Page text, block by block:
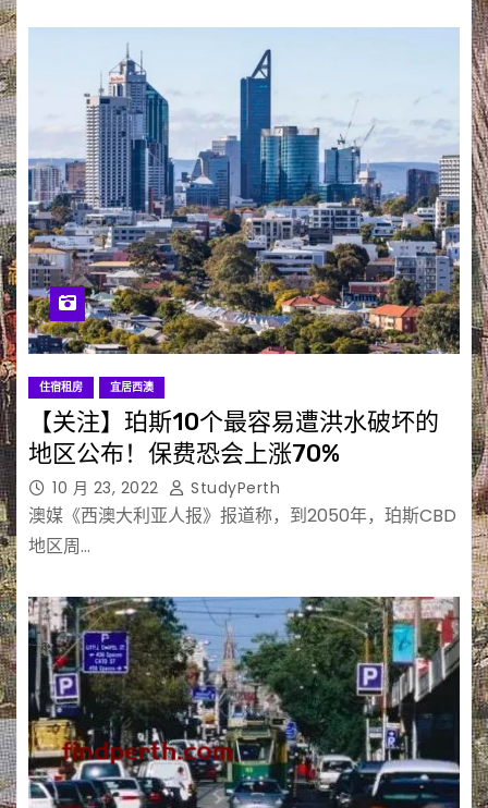
住宿租房 宜居西澳
【关注】珀斯10个最容易遭洪水破坏的
地区公布！保费恐会上涨70%
10 月 23, 2022 StudyPerth
澳媒《西澳大利亚人报》报道称，到2050年，珀斯CBD
地区周…